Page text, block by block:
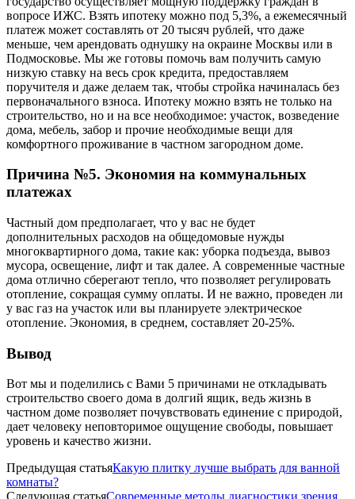
вопросе ИЖС. Взять ипотеку можно под 5,3%, а ежемесячный
платеж может составлять от 20 тысяч рублей, что даже
меньше, чем арендовать однушку на окраине Москвы или в
Подмосковье. Мы же готовы помочь вам получить самую
низкую ставку на весь срок кредита, предоставляем
поручителя и даже делаем так, чтобы стройка начиналась без
первоначального взноса. Ипотеку можно взять не только на
строительство, но и на все необходимое: участок, возведение
дома, мебель, забор и прочие необходимые вещи для
комфортного проживание в частном загородном доме.
Причина №5. Экономия на коммунальных
платежах
Частный дом предполагает, что у вас не будет
дополнительных расходов на общедомовые нужды
многоквартирного дома, такие как: уборка подъезда, вывоз
мусора, освещение, лифт и так далее. А современные частные
дома отлично сберегают тепло, что позволяет регулировать
отопление, сокращая сумму оплаты. И не важно, проведен ли
у вас газ на участок или вы планируете электрическое
отопление. Экономия, в среднем, составляет 20-25%.
Вывод
Вот мы и поделились с Вами 5 причинами не откладывать
строительство своего дома в долгий ящик, ведь жизнь в
частном доме позволяет почувствовать единение с природой,
дает человеку неповторимое ощущение свободы, повышает
уровень и качество жизни.
Предыдущая статьяКакую плитку лучше выбрать для ванной
комнаты?